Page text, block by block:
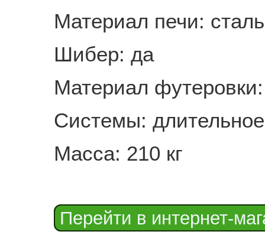
Материал печи:
Шибер: да
Материал футеровки:
Системы:
Масса: 210 кг
Перейти в интернет-